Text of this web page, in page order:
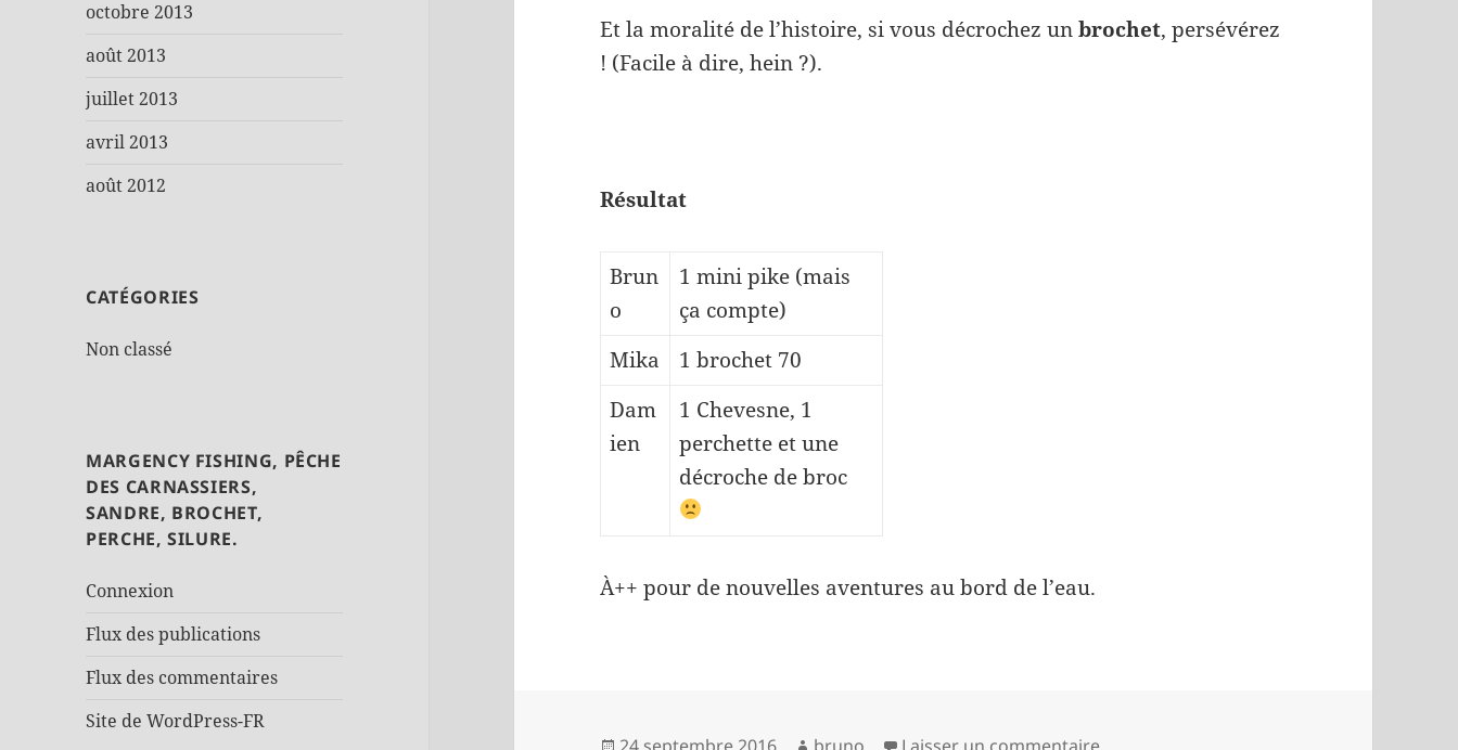
octobre 2013
août 2013
juillet 2013
avril 2013
août 2012
CATÉGORIES
Non classé
MARGENCY FISHING, PÊCHE
DES CARNASSIERS,
SANDRE, BROCHET,
PERCHE, SILURE.
Connexion
Flux des publications
Flux des commentaires
Site de WordPress-FR
Et la moralité de l’histoire, si vous décrochez unbrochet, persévérez
! (Facile à dire, hein ?).
Résultat
Brun
o
1 mini pike (mais
ça compte)
Mika
1 brochet 70
Dam
ien
1 Chevesne, 1
perchette et une
décroche de broc
À++ pour de nouvelles aventures au bord de l’eau.
Publié Auteur sur Les Brochets et le chat noir